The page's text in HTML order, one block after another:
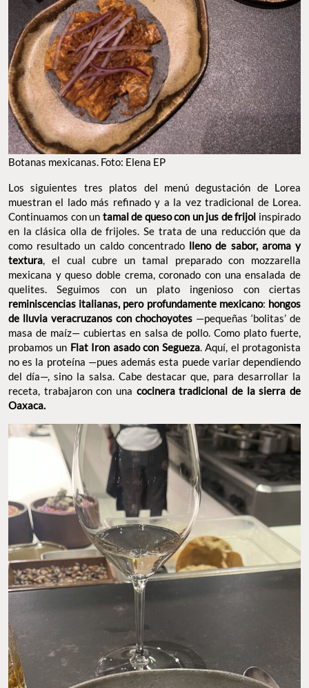
Botanas mexicanas. Foto: Elena EP
Los siguientes tres platos del menú degustación de Lorea
muestran el lado más refinado y a la vez tradicional de Lorea.
Continuamos con un tamal de queso con un jus de frijol inspirado
en la clásica olla de frijoles. Se trata de una reducción que da
como resultado un caldo concentrado lleno de sabor, aroma y
textura, el cual cubre un tamal preparado con mozzarella
mexicana y queso doble crema, coronado con una ensalada de
quelites. Seguimos con un plato ingenioso con ciertas
reminiscencias italianas, pero profundamente mexicano: hongos
de lluvia veracruzanos con chochoyotes —pequeñas ‘bolitas’ de
masa de maíz— cubiertas en salsa de pollo. Como plato fuerte,
probamos un Flat Iron asado con Segueza. Aquí, el protagonista
no es la proteína —pues además esta puede variar dependiendo
del día—, sino la salsa. Cabe destacar que, para desarrollar la
receta, trabajaron con una cocinera tradicional de la sierra de
Oaxaca.